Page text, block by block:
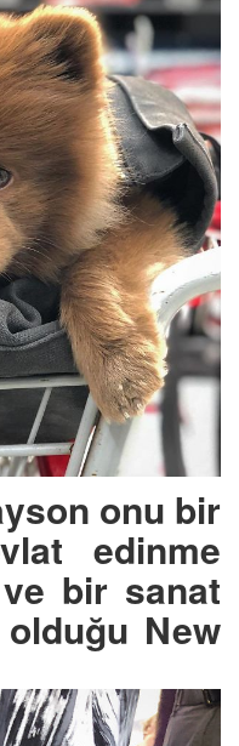
onu bir
edinme
bir sanat
New